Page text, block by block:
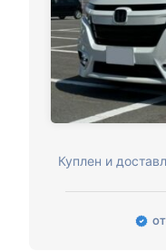
Куплен и